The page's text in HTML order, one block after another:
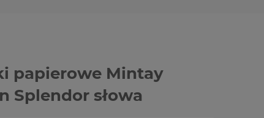
papierowe Mintay
Splendor słowa